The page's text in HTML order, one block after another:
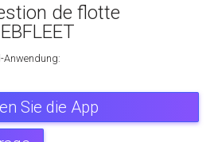
de flotte
Anwendung:
Sie die App